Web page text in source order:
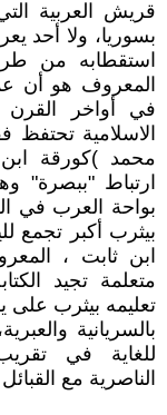
قريش العربية
بسوريا، ولا أحد
استقطابه من
المعروف هو أن
في أواخر القرن
الاسلامية
محمد )كورقة
ارتباط "ببصرة"
بواحة العرب في
بيثرب أكبر تجمع
ابن ثابت ،
متعلمة تجيد
تعليمه بيثرب على
بالسريانية
للغاية في
الناصرية مع